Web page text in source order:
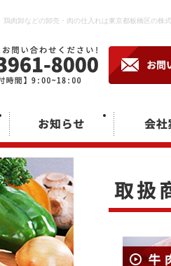
卸などの卸売・肉の仕入れは東京都板橋区の株